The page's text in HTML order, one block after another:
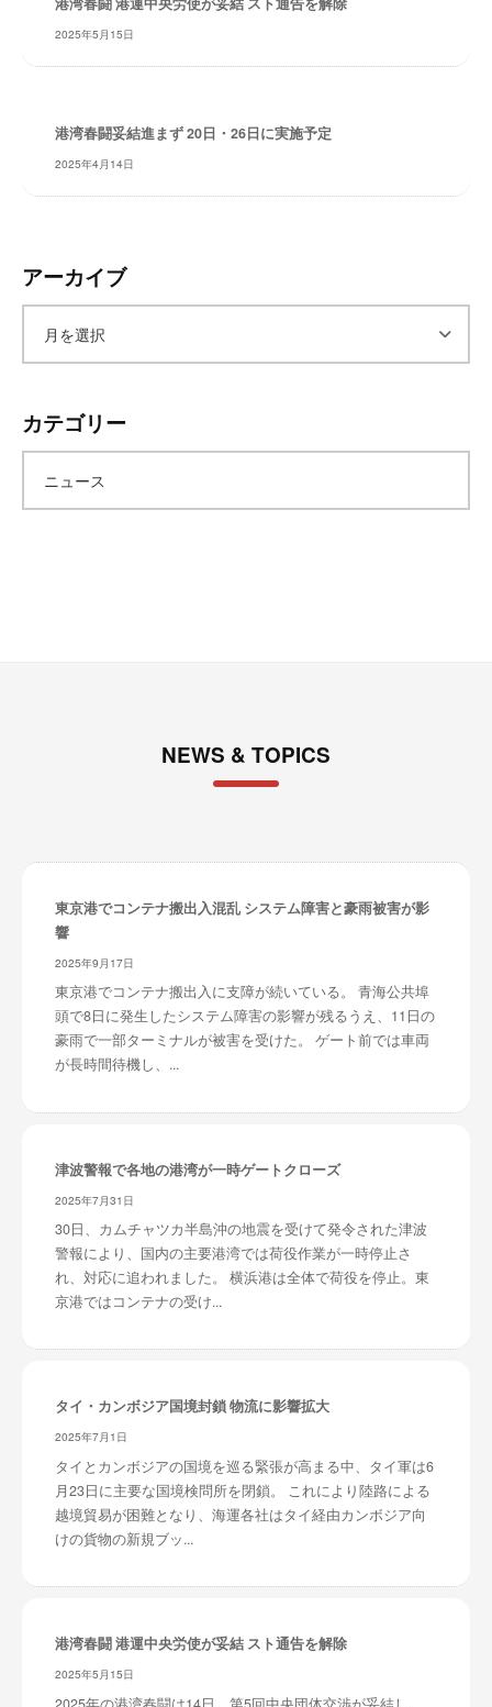
タ
2025年5月15日
港湾春闘妥結進まず 20日・26日に実施予定
2025年4月14日
アーカイブ
カ
イ
カテゴリー
ニュース
NEWS & TOPICS
東京港でコンテナ搬出入混乱 システム障害と豪雨被害が影
響
2025年9月17日
東京港でコンテナ搬出入に支障が続いている。 青海公共埠
頭で8日に発生したシステム障害の影響が残るうえ、11日の
豪雨で一部ターミナルが被害を受けた。 ゲート前では車両
が長時間待機し、...
津波警報で各地の港湾が一時ゲートクローズ
2025年7月31日
30日、カムチャツカ半島沖の地震を受けて発令された津波
警報により、国内の主要港湾では荷役作業が一時停止さ
れ、対応に追われました。 横浜港は全体で荷役を停止。東
京港ではコンテナの受け...
タイ・カンボジア国境封鎖 物流に影響拡大
2025年7月1日
タイとカンボジアの国境を巡る緊張が高まる中、タイ軍は6
月23日に主要な国境検問所を閉鎖。 これにより陸路による
越境貿易が困難となり、海運各社はタイ経由カンボジア向
けの貨物の新規ブッ...
港湾春闘 港運中央労使が妥結 スト通告を解除
2025年5月15日